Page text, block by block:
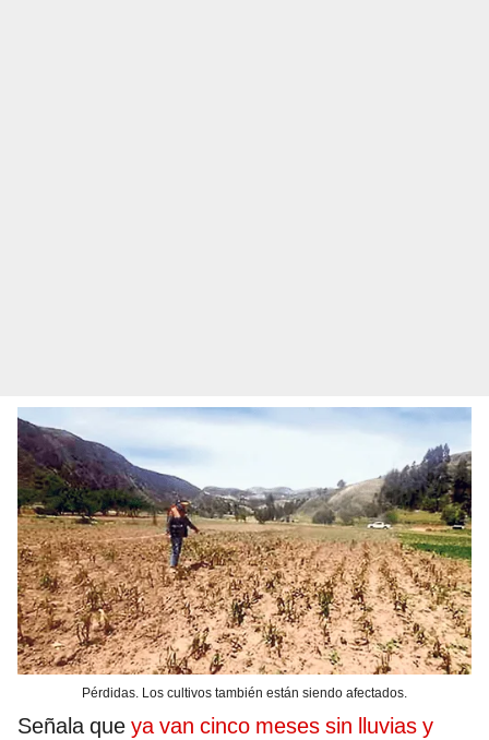
Pérdidas. Los cultivos también están siendo afectados.
Señala que ya van cinco meses sin lluvias y